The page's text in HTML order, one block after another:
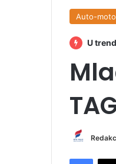
Auto-moto
U